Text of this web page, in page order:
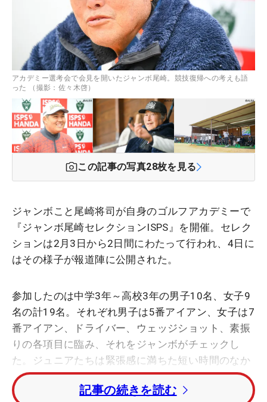
アカデミー選考会で会見を開いたジャンボ尾崎。競技復帰への考えも語
った （撮影：佐々木啓）
この記事の写真28枚を見る
ジャンボこと尾崎将司が自身のゴルフアカデミーで
『ジャンボ尾崎セレクションISPS』を開催。セレク
ションは2月3日から2日間にわたって行われ、4日に
はその様子が報道陣に公開された。
参加したのは中学3年～高校3年の男子10名、女子9
名の計19名。それぞれ男子は5番アイアン、女子は7
番アイアン、ドライバー、ウェッジショット、素振
りの各項目に臨み、それをジャンボがチェックし
た。ジュニアたちは緊張感に満ちた短い時間のなか
で、自分たちの持ち味を見せようと必死だった。
記事の続きを読む